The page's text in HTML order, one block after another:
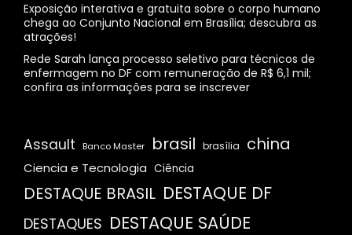
Exposição interativa e gratuita sobre o corpo humano
chega ao Conjunto Nacional em Brasília; descubra as
atrações!
Rede Sarah lança processo seletivo para técnicos de
enfermagem no DF com remuneração de R$ 6,1 mil;
confira as informações para se inscrever
Assault Banco Master brasil brasília china
Ciencia e Tecnologia Ciência
DESTAQUE BRASIL DESTAQUE DF
DESTAQUES DESTAQUE SAÚDE